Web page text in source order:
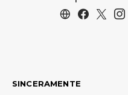
SINCERAMENTE